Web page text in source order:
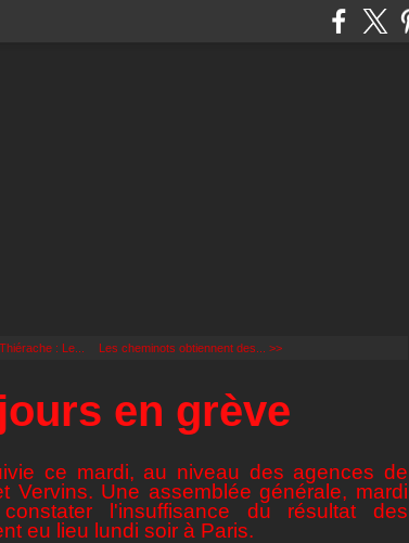
: Le... Les cheminots obtiennent des... >>
en grève
ce mardi, au niveau des agences de
Vervins. Une assemblée générale, mardi
l'insuffisance du résultat des
eu lieu lundi soir à Paris.